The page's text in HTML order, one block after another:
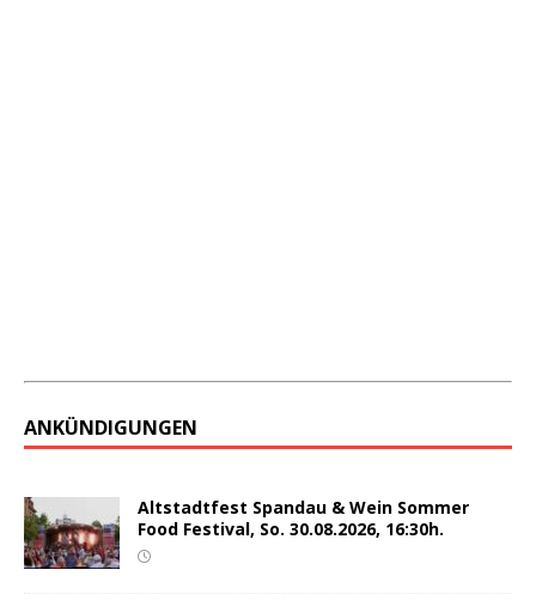
ANKÜNDIGUNGEN
Altstadtfest Spandau & Wein Sommer
Food Festival, So. 30.08.2026, 16:30h.